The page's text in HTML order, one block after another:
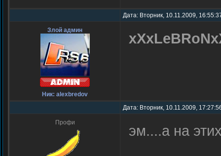
Дата: Вторник, 10.11.2009,
Злой админ
Ник: alexbredov
Дата: Вторник, 10.11.2009,
Профи эм....а на